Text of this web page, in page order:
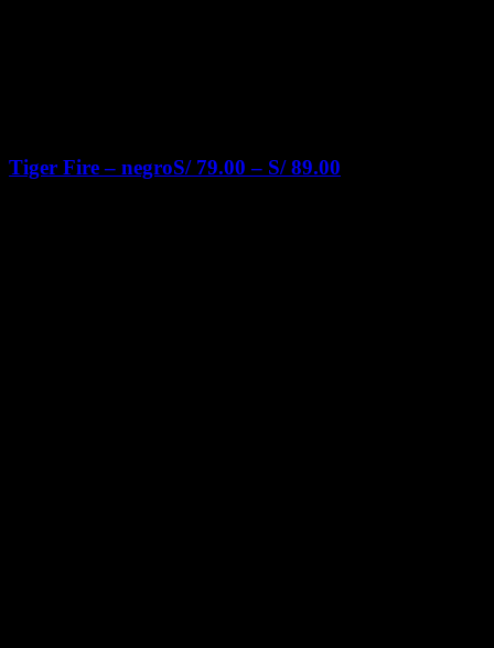
Tiger Fire – negroS/79.00 – S/89.00